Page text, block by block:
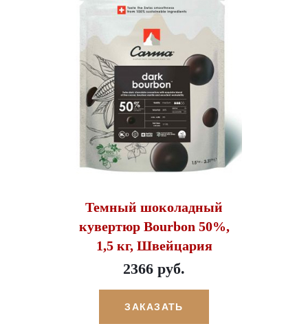
Темный шоколадный
кувертюр Bourbon 50%,
1,5 кг, Швейцария
2366 руб.
ЗАКАЗАТЬ